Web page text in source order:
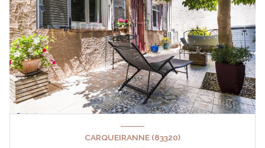
CARQUEIRANNE (83320)